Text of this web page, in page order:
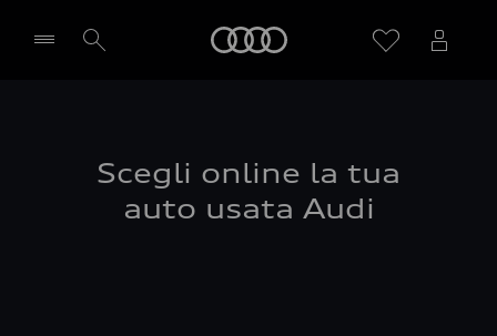
Scegli online la tua
auto usata Audi